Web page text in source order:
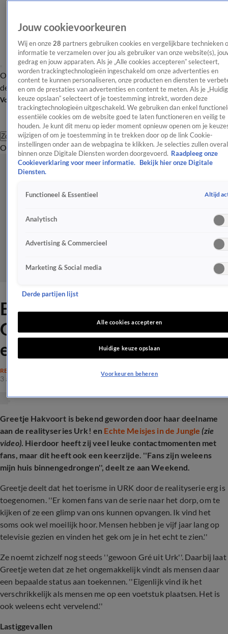
OverzichtAfleveringen Entertainment TV Algemeen
Tip
de redactieNieuwsbrief
Volg Shownieuws
Zoeken
OverzichtEntertainmentSpraakmakendRealityCrimeVideo's
Bizarre inbraak in Urk:
Greetje deelt schokkende
ervaring
REALITY
3 apr 2025, 17:20
Greetje Hakvoort is bekend geworden door haar deelname
aan de realityseries Urk! en Echte Meisjes in de Jungle (zie
video). Hierdoor heeft zij veel leuke contactmomenten met
fans, maar dit heeft ook een keerzijde. ''Fans zijn weleens
mijn huis binnengedrongen'', deelt ze aan Weekend.
Greetje deelt dat het toerisme in URK door de realityserie erg is
toegenomen. ''Er komen fans van de serie naar het dorp, om te
kijken of ze een glimp van ons kunnen opvangen. Ik vind het
soms ook wel moeilijk hoor. Mensen hebben je vijf jaar lang op
televisie gezien en vinden het gek om je in het echt te zien.''
Ze noemt zichzelf nog steeds ''gewoon Gré uit Urk''. Daarbij laat
Greetje weten dat ze het ongemakkelijk vindt als mensen daar
een bepaalde status aan toekennen. ''Eigenlijk vind ik het
verschrikkelijk als mensen me op een voetstuk plaatsen. Het is
ook weleens echt vervelend.''
Lastiggevallen
Jouw cookievoorkeuren
Wij en onze 28 partners gebruiken cookies en vergelijkbare technieken
informatie te verzamelen over jou als gebruiker van onze website(s),
gedrag en jouw apparaten. Als je „Alle cookies accepteren” selecteert,
worden trackingtechnologieën ingeschakeld om onze advertenties en
content te kunnen personaliseren, onze producten en diensten te
en om de prestaties van advertenties en content te meten. Als je
keuze opslaan” selecteert of je toestemming intrekt, worden deze
trackingtechnologieën uitgeschakeld. We gebruiken dan enkel
essentiële cookies om de website goed te laten functioneren en veilig te
houden. Je kunt dit menu op ieder moment opnieuw openen om je
wijzigen of om je toestemming in te trekken door op de link Cookie-
instellingen onder aan de webpagina te klikken. Je selecties zullen overal
binnen onze Digitale Diensten worden doorgevoerd. Raadpleeg onze
Cookieverklaring voor meer informatie.
Bekijk hier onze Digitale
Diensten.
Functioneel & Essentieel Altijd
Analytisch
Advertising & Commercieel
Marketing & Social media
Derde partijen lijst
Alle cookies accepteren
Huidige keuze opslaan
Voorkeuren beheren